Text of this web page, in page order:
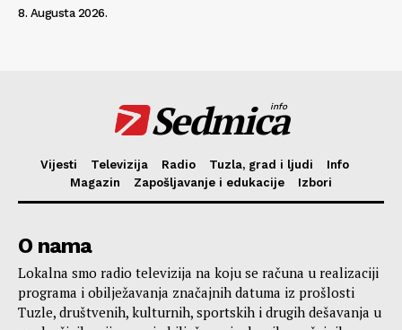
8. Augusta 2026.
Sedmica
info
Vijesti Televizija Radio Tuzla, grad i ljudi
Info
Magazin
Zapošljavanje i edukacije Izbori
O nama
Lokalna smo radio televizija na koju se računa u realizaciji
programa i obilježavanja značajnih datuma iz prošlosti
Tuzle, društvenih, kulturnih, sportskih i drugih dešavanja u